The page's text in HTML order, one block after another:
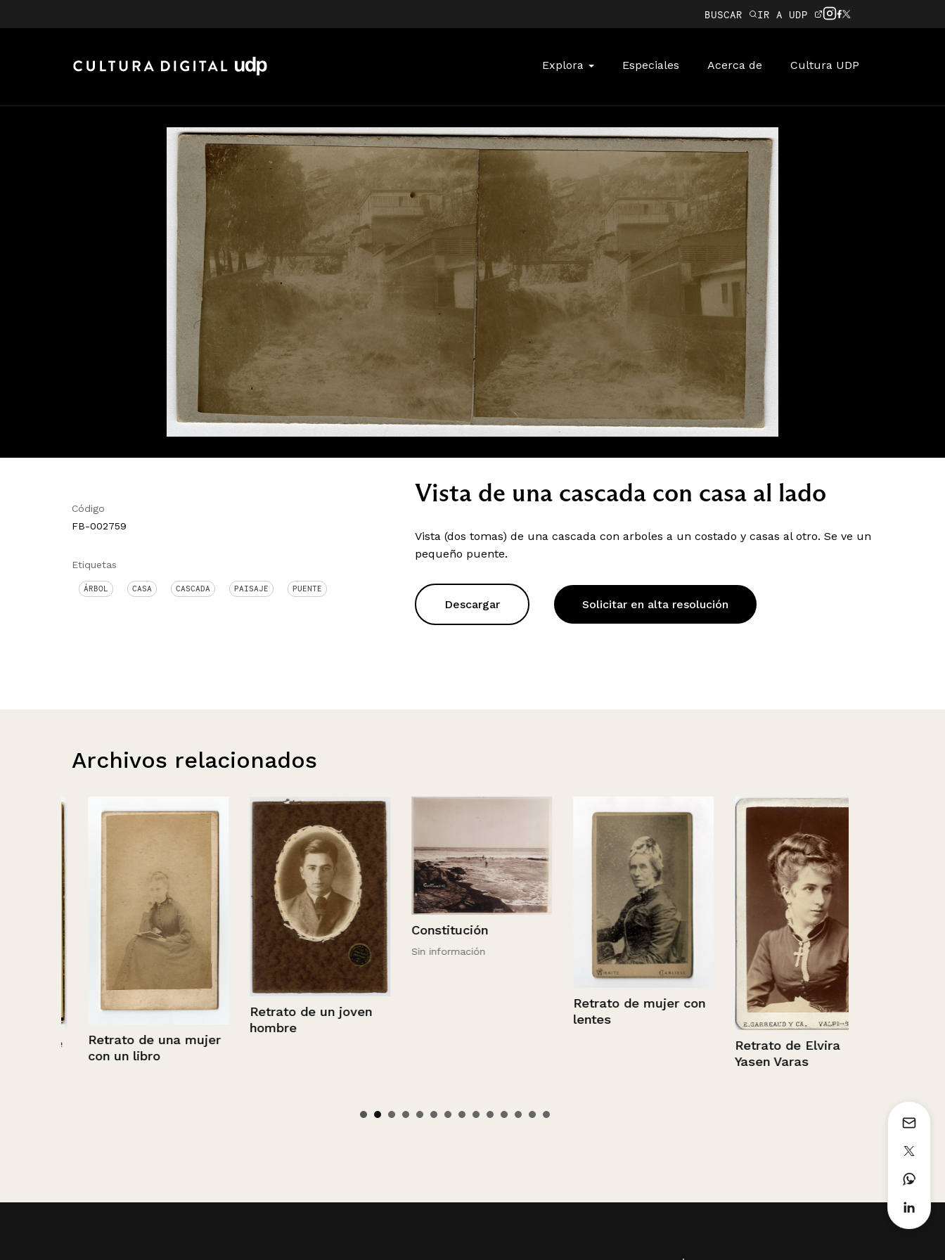
BUSCAR IR A UDP
Explora Especiales Acerca de Cultura UDP
Código
FB-002759
Etiquetas
ÁRBOL CASA CASCADA PAISAJE PUENTE
Vista de una cascada con casa al lado
Vista (dos tomas) de una cascada con arboles a un costado y casas al otro. Se ve un
pequeño puente.
Descargar Solicitar en alta resolución
Archivos relacionados
Retrato de una mujer
con un libro
Retrato de un joven
hombre
Constitución
Sin información
Retrato de mujer con
lentes
Retrato de Elvira
Yasen Varas